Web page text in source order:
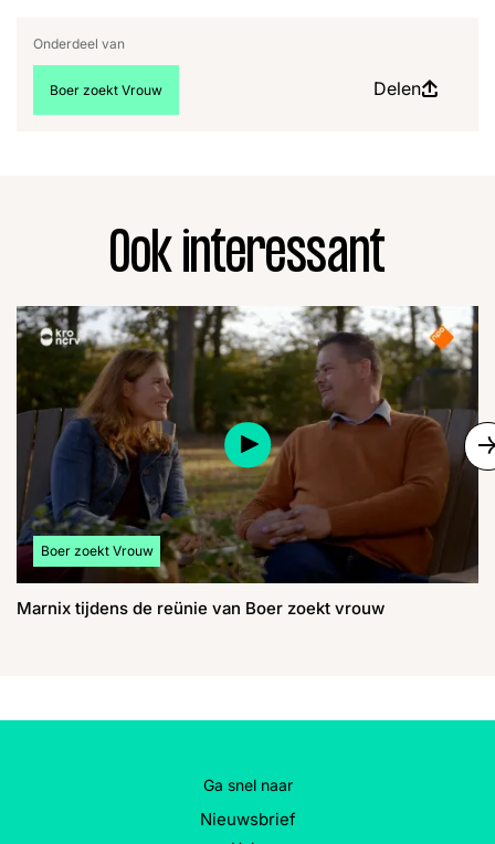
Onderdeel van
Bekijk meer artikelen over:
Boer zoekt Vrouw Delen
Ook interessant
Bekijk meer artikelen over:
Boer zoekt Vrouw
Marnix tijdens de reünie van Boer zoekt vrouw
Ga snel naar
Nieuwsbrief